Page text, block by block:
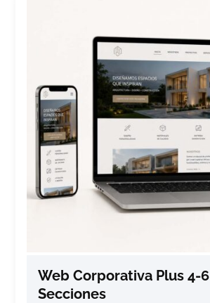
Web Corporativa Plus 4-6
Secciones